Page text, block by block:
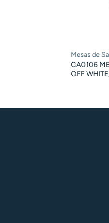
Mesas de
CA0106
OFF